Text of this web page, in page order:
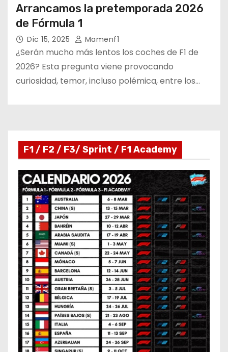
Arrancamos la pretemporada 2026
de Fórmula 1
Dic 15, 2025 Mamenf1
¿Serán mucho más lentos los coches de F1 de
2026? Esta pregunta viene provocando
curiosidad, temor, incluso polémica, entre los…
F1 / F2 / F3/ Sprint / F1 Academy